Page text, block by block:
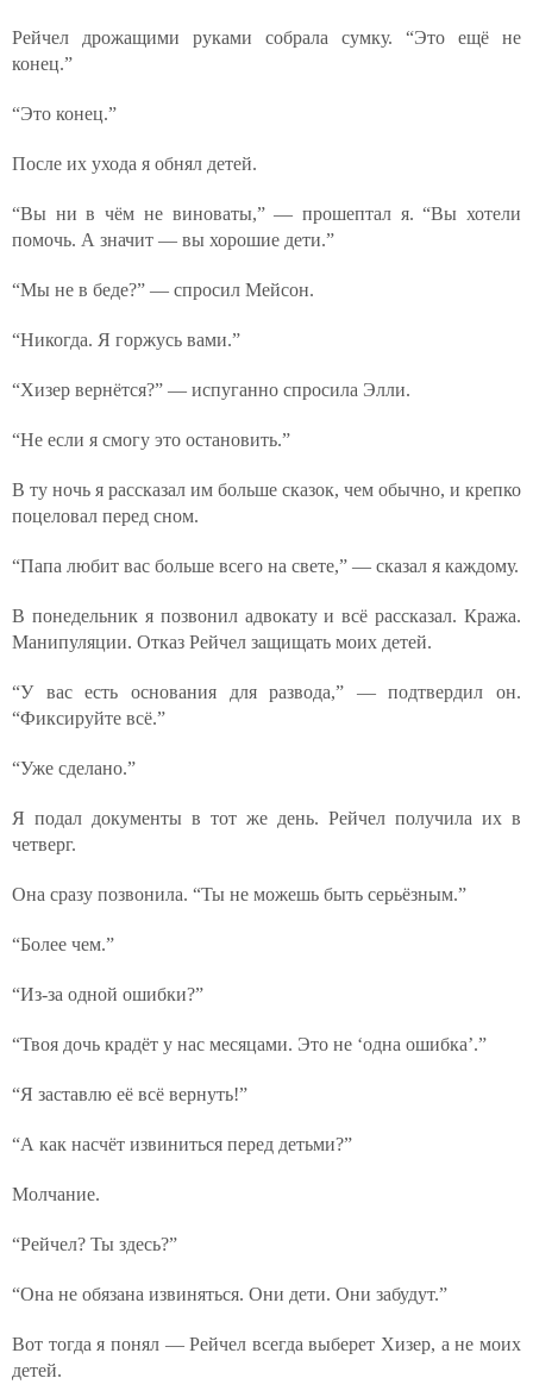
Рейчел дрожащими руками собрала сумку. “Это ещё не
конец.”
“Это конец.”
После их ухода я обнял детей.
“Вы ни в чём не виноваты,” — прошептал я. “Вы хотели
помочь. А значит — вы хорошие дети.”
“Мы не в беде?” — спросил Мейсон.
“Никогда. Я горжусь вами.”
“Хизер вернётся?” — испуганно спросила Элли.
“Не если я смогу это остановить.”
В ту ночь я рассказал им больше сказок, чем обычно, и крепко
поцеловал перед сном.
“Папа любит вас больше всего на свете,” — сказал я каждому.
В понедельник я позвонил адвокату и всё рассказал. Кража.
Манипуляции. Отказ Рейчел защищать моих детей.
“У вас есть основания для развода,” — подтвердил он.
“Фиксируйте всё.”
“Уже сделано.”
Я подал документы в тот же день. Рейчел получила их в
четверг.
Она сразу позвонила. “Ты не можешь быть серьёзным.”
“Более чем.”
“Из-за одной ошибки?”
“Твоя дочь крадёт у нас месяцами. Это не ‘одна ошибка’.”
“Я заставлю её всё вернуть!”
“А как насчёт извиниться перед детьми?”
Молчание.
“Рейчел? Ты здесь?”
“Она не обязана извиняться. Они дети. Они забудут.”
Вот тогда я понял — Рейчел всегда выберет Хизер, а не моих
детей.